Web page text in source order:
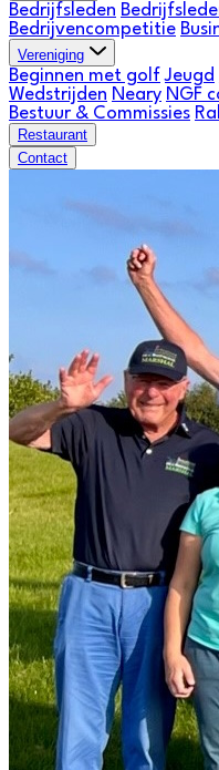
Bedrijfsleden
Bedrijvencompetitie
Vereniging
Beginnen met golf Jeugd
Wedstrijden Neary NGF
Bestuur & Commissies
Restaurant
Contact